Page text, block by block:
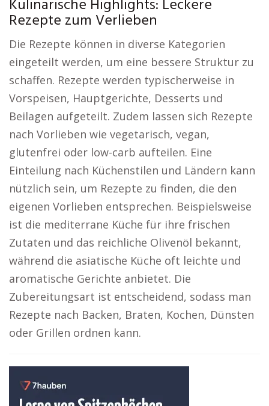
Kulinarische Highlights: Leckere
Rezepte zum Verlieben
Die Rezepte können in diverse Kategorien
eingeteilt werden, um eine bessere Struktur zu
schaffen. Rezepte werden typischerweise in
Vorspeisen, Hauptgerichte, Desserts und
Beilagen aufgeteilt. Zudem lassen sich Rezepte
nach Vorlieben wie vegetarisch, vegan,
glutenfrei oder low-carb aufteilen. Eine
Einteilung nach Küchenstilen und Ländern kann
nützlich sein, um Rezepte zu finden, die den
eigenen Vorlieben entsprechen. Beispielsweise
ist die mediterrane Küche für ihre frischen
Zutaten und das reichliche Olivenöl bekannt,
während die asiatische Küche oft leichte und
aromatische Gerichte anbietet. Die
Zubereitungsart ist entscheidend, sodass man
Rezepte nach Backen, Braten, Kochen, Dünsten
oder Grillen ordnen kann.